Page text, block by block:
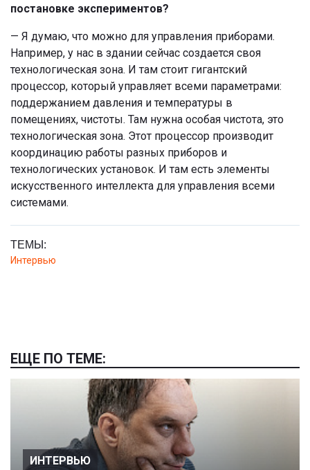
постановке экспериментов?
— Я думаю, что можно для управления приборами.
Например, у нас в здании сейчас создается своя
технологическая зона. И там стоит гигантский
процессор, который управляет всеми параметрами:
поддержанием давления и температуры в
помещениях, чистоты. Там нужна особая чистота, это
технологическая зона. Этот процессор производит
координацию работы разных приборов и
технологических установок. И там есть элементы
искусственного интеллекта для управления всеми
системами.
ТЕМЫ:
Интервью
ЕЩЕ ПО ТЕМЕ:
ИНТЕРВЬЮ